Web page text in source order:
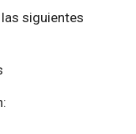
siguientes